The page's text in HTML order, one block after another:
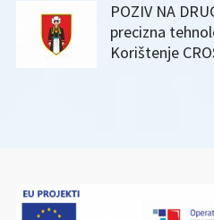
POZIV NA
precizna
Korištenje